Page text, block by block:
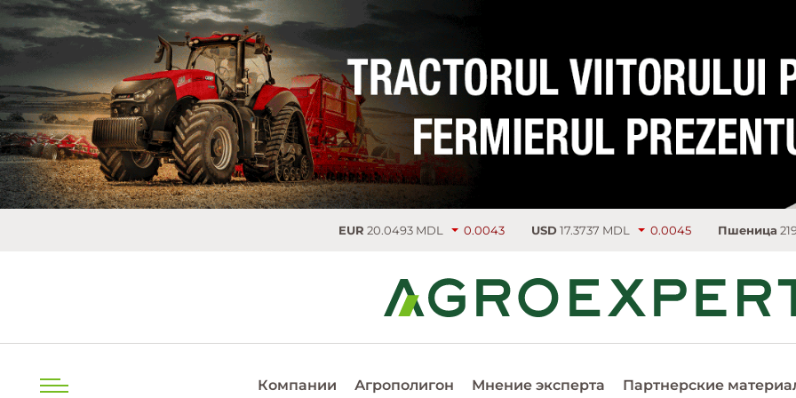
20.0493 MDL 0.0043 USD17.3737 MDL 0.0045 Пшеница 219.75 €/т 4.5
Компании Агрополигон Мнение эксперта Партнерские